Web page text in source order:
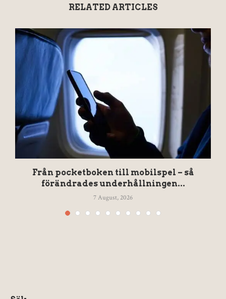
RELATED ARTICLES
Från pocketboken till mobilspel – så
förändrades underhållningen...
7 August, 2026